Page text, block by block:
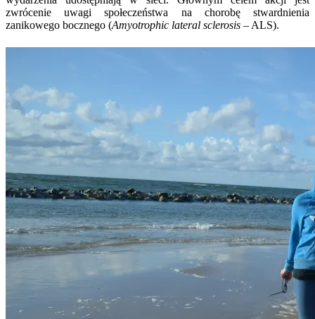
zwrócenie uwagi społeczeństwa na chorobę stwardnienia
zanikowego bocznego (Amyotrophic lateral sclerosis – ALS).